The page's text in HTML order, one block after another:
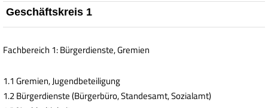
Geschäftskreis 1
Fachbereich 1: Bürgerdienste, Gremien
1.1 Gremien, Jugendbeteiligung
1.2 Bürgerdienste (Bürgerbüro, Standesamt, Sozialamt)